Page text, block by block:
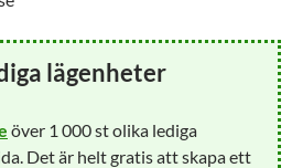
lägenheter
över 1 000 st olika lediga
Det är helt gratis att skapa ett